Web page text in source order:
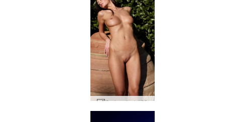
Orsi anıtsal #89